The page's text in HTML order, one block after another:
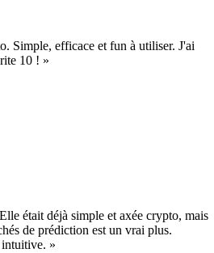
Simple, efficace et fun à utiliser. J'ai
10 ! »
était déjà simple et axée crypto, mais
de prédiction est un vrai plus.
»